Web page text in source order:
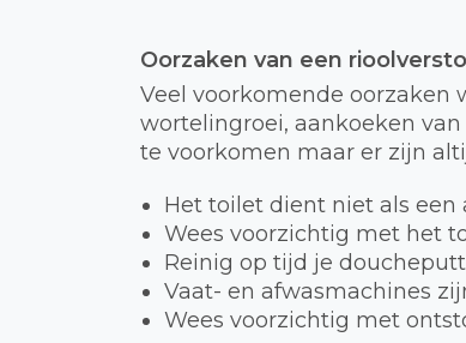
Oorzaken van een
Veel voorkomende oorzaken
wortelingroei, aankoeken
te voorkomen maar er zijn
Het toilet dient niet als een
Wees voorzichtig met het
Reinig op tijd je
Vaat- en afwasmachines
Wees voorzichtig met